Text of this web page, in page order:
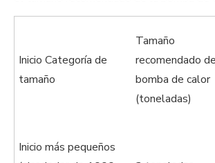
Inicio Categoría de
tamaño
Tamaño
recomendado
bomba de calor
(toneladas)
Inicio más pequeños